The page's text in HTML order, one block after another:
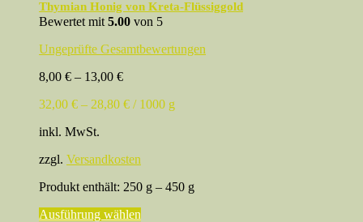
Thymian Honig von Kreta-Flüssiggold
Bewertet mit 5.00 von 5
Ungeprüfte Gesamtbewertungen
8,00 € – 13,00 €
32,00 € – 28,80 € / 1000 g
inkl. MwSt.
zzgl. Versandkosten
Produkt enthält: 250 g – 450 g
Ausführung wählen